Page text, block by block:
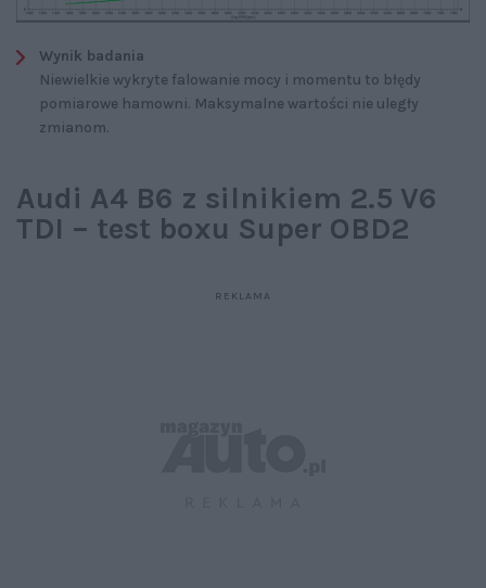
Wynik badania
Niewielkie wykryte falowanie mocy i momentu to błędy
pomiarowe hamowni. Maksymalne wartości nie uległy
zmianom.
Audi A4 B6 z silnikiem 2.5 V6
TDI – test boxu Super OBD2